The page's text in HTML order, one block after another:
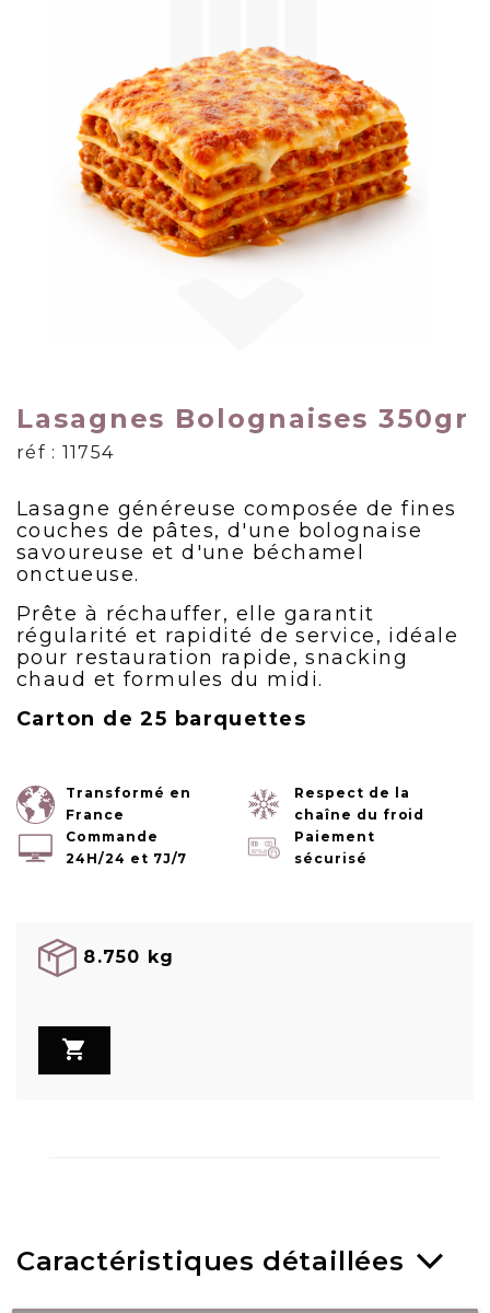
Lasagnes Bolognaises 350gr
réf : 11754
Lasagne généreuse composée de fines
couches de pâtes, d'une bolognaise
savoureuse et d'une béchamel
onctueuse.
Prête à réchauffer, elle garantit
régularité et rapidité de service, idéale
pour restauration rapide, snacking
chaud et formules du midi.
Carton de 25 barquettes
Transformé en
France
Respect de la
chaîne du froid
Commande
24H/24 et 7J/7
Paiement
sécurisé
8.750 kg

Caractéristiques détaillées